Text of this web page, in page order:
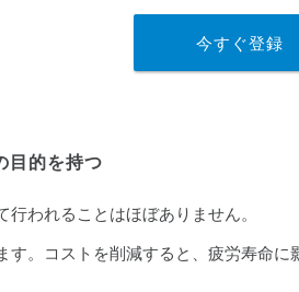
今すぐ登録
目的を持つ
われることはほぼありません。
。コストを削減すると、疲労寿命